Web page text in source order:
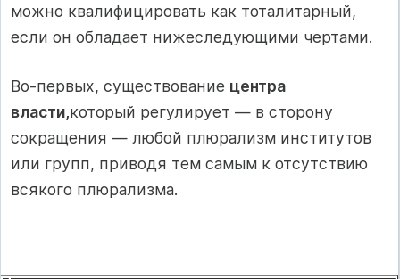
можно квалифицировать как тоталитарный,
если он обладает нижеследующими чертами.
Во-первых, существование центра
власти,который регулирует — в сторону
сокращения — любой плюрализм институтов
или групп, приводя тем самым к отсутствию
всякого плюрализма.